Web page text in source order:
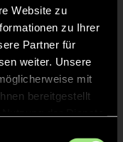
Website zu
zu Ihrer
Partner für
weiter. Unsere
mit
bereitgestellt